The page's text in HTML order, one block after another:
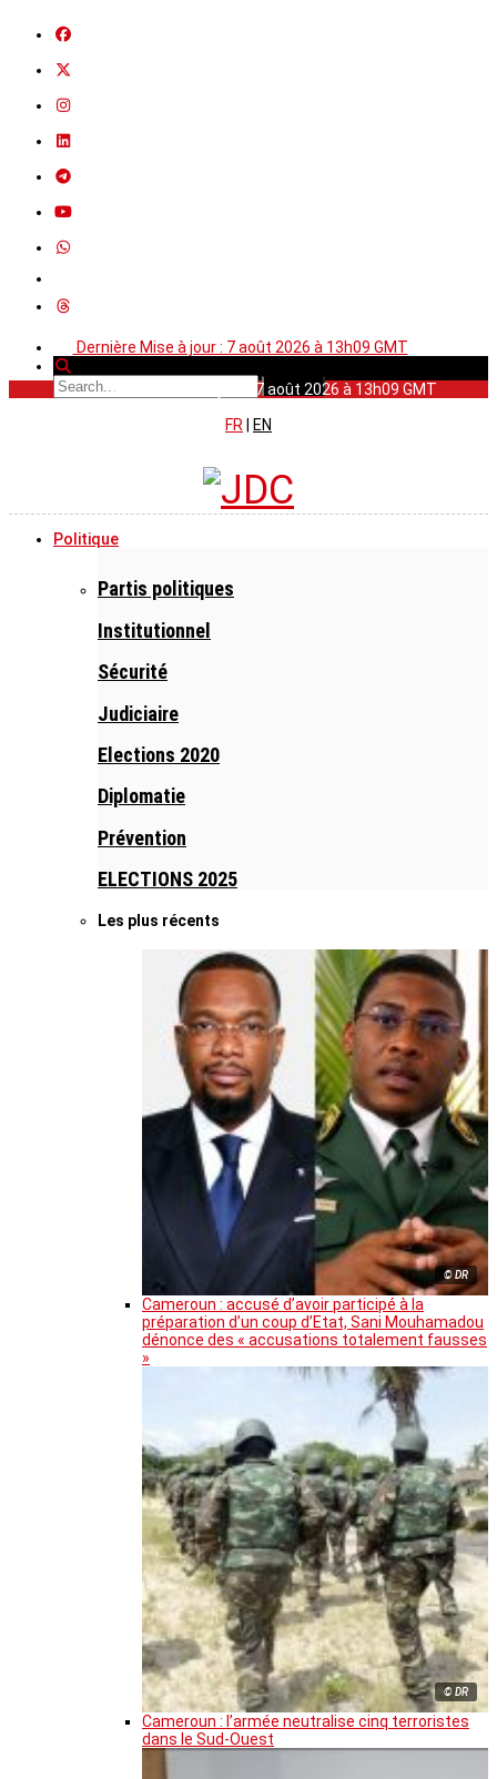
Dernière Mise à jour : 7 août 2026 à 13h09 GMT
Dernière Mise à jour : 7 août 2026 à 13h09 GMT
FR
EN
Politique
Partis politiques
Institutionnel
Sécurité
Judiciaire
Elections 2020
Diplomatie
Prévention
ELECTIONS 2025
Les plus récents
© DR
Cameroun : accusé d’avoir participé à la
préparation d’un coup d’Etat, Sani Mouhamadou
dénonce des « accusations totalement fausses
»
© DR
Cameroun : l’armée neutralise cinq terroristes
dans le Sud-Ouest